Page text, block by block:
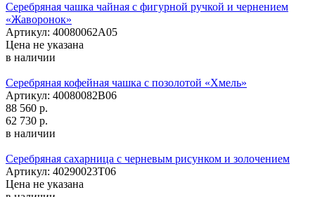
Серебряная чашка чайная с фигурной ручкой и чернением
«Жаворонок»
Артикул: 40080062А05
Цена не указана
в наличии
Серебряная кофейная чашка с позолотой «Хмель»
Артикул: 40080082В06
88 560 р.
62 730 р.
в наличии
Серебряная сахарница с черневым рисунком и золочением
Артикул: 40290023Т06
Цена не указана